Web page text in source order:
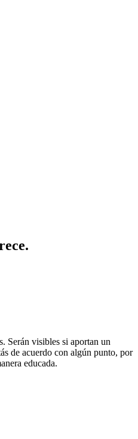
Serán visibles si aportan un
de acuerdo con algún punto, por
educada.